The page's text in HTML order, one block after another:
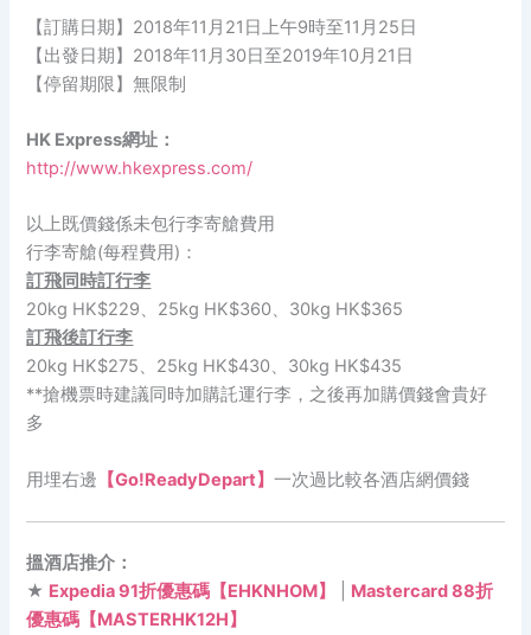
【訂購日期】2018年11月21日上午9時至11月25日
【出發日期】2018年11月30日至2019年10月21日
【停留期限】無限制
HK Express網址：
http://www.hkexpress.com/
以上既價錢係未包行李寄艙費用
行李寄艙(每程費用)：
訂飛同時訂行李
20kg HK$229、25kg HK$360、30kg HK$365
訂飛後訂行李
20kg HK$275、25kg HK$430、30kg HK$435
**搶機票時建議同時加購託運行李，之後再加購價錢會貴好
多
用埋右邊 【Go!ReadyDepart】一次過比較各酒店網價錢
搵酒店推介：
★ Expedia 91折優惠碼【EHKNHOM】
Mastercard 88折
優惠碼【MASTERHK12H】